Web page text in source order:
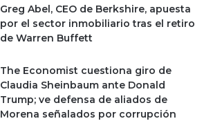
Greg Abel, CEO de Berkshire, apuesta
por el sector inmobiliario tras el retiro
de Warren Buffett
The Economist cuestiona giro de
Claudia Sheinbaum ante Donald
Trump; ve defensa de aliados de
Morena señalados por corrupción